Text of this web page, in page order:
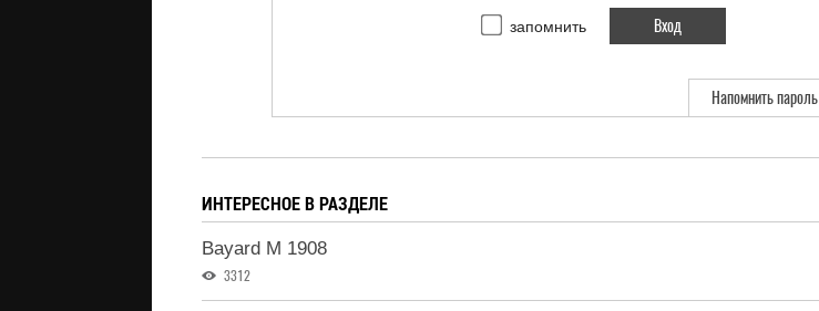
запомнить
Напомнить пароль
ИНТЕРЕСНОЕ В РАЗДЕЛЕ
Bayard M 1908
3312